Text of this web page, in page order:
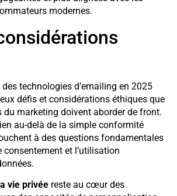
modernes.
des technologies d’emailing en 2025
défis et considérations éthiques que
du marketing doivent aborder de front.
au-delà de la simple conformité
à des questions fondamentales
consentement et l’utilisation
vie privée reste au cœur des